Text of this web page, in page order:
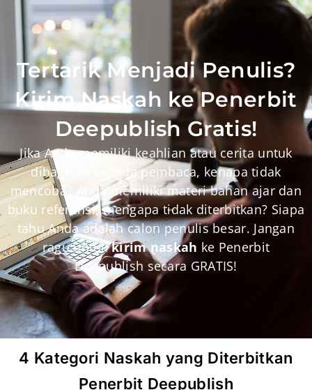
Tertarik Menjadi Penulis?
Kirim Naskah ke Penerbit
Deepublish Gratis!
Jika Anda memiliki keahlian atau cerita untuk
dibagikan kepada pembaca, kenapa tidak
mencoba? Anda memiliki materi bahan ajar dan
buku referensi, mengapa tidak diterbitkan? Siapa
tahu Anda adalah calon penulis besar. Jangan
ragu untukkirim naskah ke Penerbit
Deepublish secara GRATIS!
4 Kategori Naskah yang Diterbitkan
Penerbit Deepublish